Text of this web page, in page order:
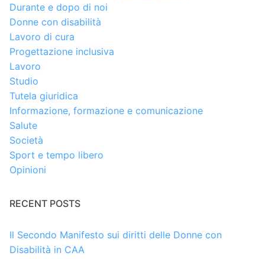
Durante e dopo di noi
Donne con disabilità
Lavoro di cura
Progettazione inclusiva
Lavoro
Studio
Tutela giuridica
Informazione, formazione e comunicazione
Salute
Società
Sport e tempo libero
Opinioni
RECENT POSTS
Il Secondo Manifesto sui diritti delle Donne con
Disabilità in CAA